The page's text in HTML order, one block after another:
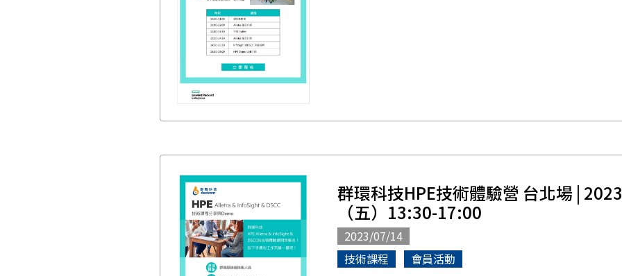
群環科技HPE技術體驗營 台北場 |
（五）13:30-17:00
2023/07/14
技術課程
會員活動